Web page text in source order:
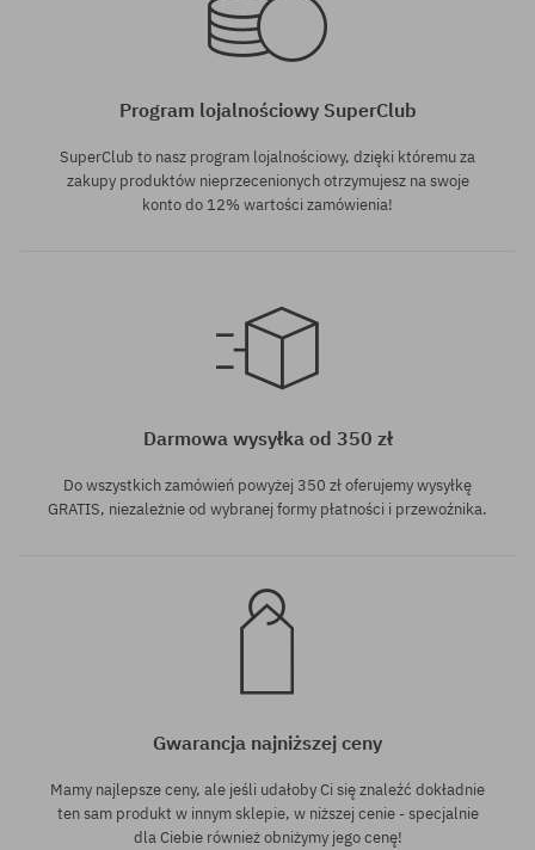
Program lojalnościowy SuperClub
SuperClub to nasz program lojalnościowy, dzięki któremu za
zakupy produktów nieprzecenionych otrzymujesz na swoje
konto do 12% wartości zamówienia!
Darmowa wysyłka od 350 zł
Do wszystkich zamówień powyżej 350 zł oferujemy wysyłkę
GRATIS, niezależnie od wybranej formy płatności i przewoźnika.
Gwarancja najniższej ceny
Mamy najlepsze ceny, ale jeśli udałoby Ci się znaleźć dokładnie
ten sam produkt w innym sklepie, w niższej cenie - specjalnie
dla Ciebie również obniżymy jego cenę!